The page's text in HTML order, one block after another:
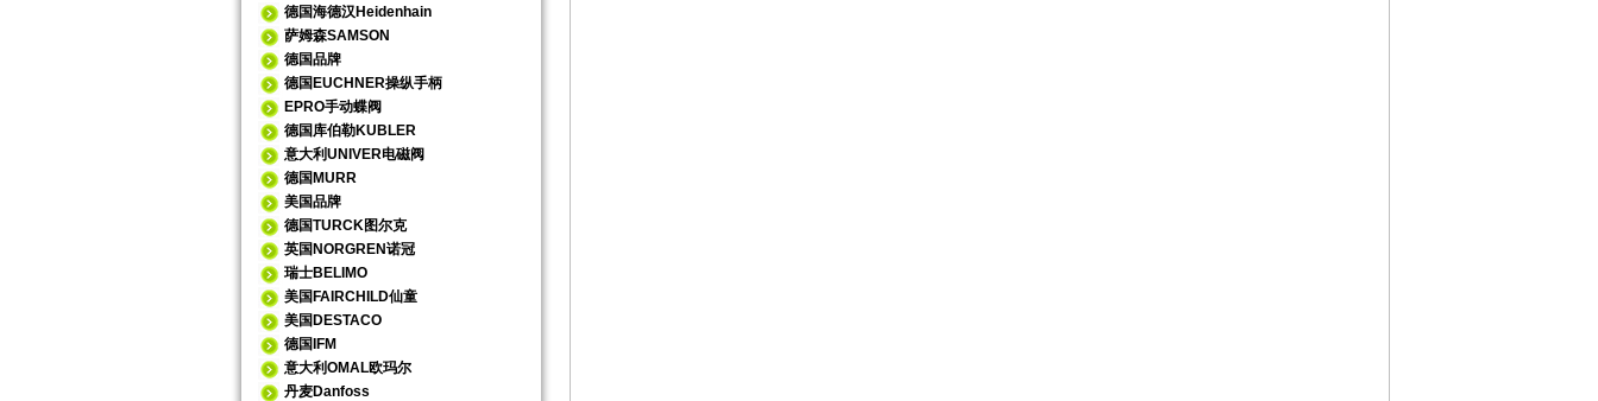
德国海德汉Heidenhain
萨姆森SAMSON
德国品牌
德国EUCHNER操纵手柄
EPRO手动蝶阀
德国库伯勒KUBLER
意大利UNIVER电磁阀
德国MURR
美国品牌
德国TURCK图尔克
英国NORGREN诺冠
瑞士BELIMO
美国FAIRCHILD仙童
美国DESTACO
德国IFM
意大利OMAL欧玛尔
丹麦Danfoss